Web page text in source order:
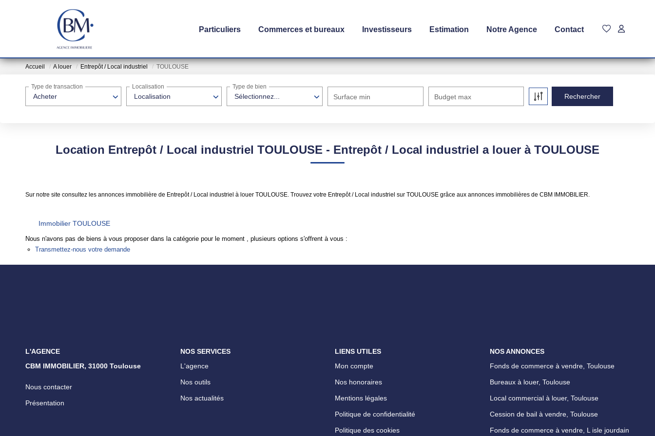
Particuliers Commerces et bureaux Investisseurs Estimation Notre Agence Contact
Accueil A louer Entrepôt / Local industriel TOULOUSE
Acheter
Type de transaction
Localisation
Localisation
Sélectionnez...
Type de bien
Surface min Budget max
Location Entrepôt / Local industriel TOULOUSE - Entrepôt / Local industriel a louer à TOULOUSE
Sur notre site consultez les annonces immobilière de Entrepôt / Local industriel à louer TOULOUSE. Trouvez votre Entrepôt / Local industriel sur TOULOUSE grâce aux annonces immobilières de CBM IMMOBILIER.
Immobilier TOULOUSE
Nous n'avons pas de biens à vous proposer dans la catégorie pour le moment , plusieurs options s'offrent à vous :
Transmettez-nous votre demande
L'AGENCE
CBM IMMOBILIER, 31000 Toulouse
Nous contacter
Présentation
NOS SERVICES
L'agence
Nos outils
Nos actualités
LIENS UTILES
Mon compte
Nos honoraires
Mentions légales
Politique de confidentialité
Politique des cookies
NOS ANNONCES
Fonds de commerce à vendre, Toulouse
Bureaux à louer, Toulouse
Local commercial à louer, Toulouse
Cession de bail à vendre, Toulouse
Fonds de commerce à vendre, L isle jourdain